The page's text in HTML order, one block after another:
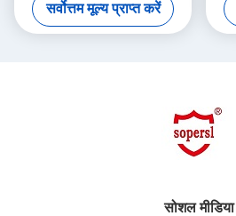
28gallon
सर्वोत्तम मूल्य प्राप्त करें
सोशल मीडिया